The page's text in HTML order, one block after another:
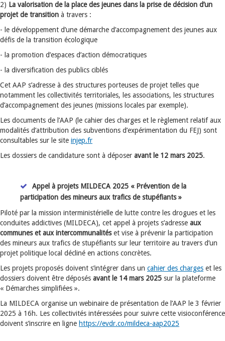
2) La valorisation de la place des jeunes dans la prise de décision d’un
projet de transition à travers :
- le développement d’une démarche d’accompagnement des jeunes aux
défis de la transition écologique
- la promotion d’espaces d’action démocratiques
- la diversification des publics ciblés
Cet AAP s’adresse à des structures porteuses de projet telles que
notamment les collectivités territoriales, les associations, les structures
d’accompagnement des jeunes (missions locales par exemple).
Les documents de l’AAP (le cahier des charges et le règlement relatif aux
modalités d’attribution des subventions d’expérimentation du FEJ) sont
consultables sur le site injep.fr
Les dossiers de candidature sont à déposer avant le 12 mars 2025.
Appel à projets MILDECA 2025 « Prévention de la
participation des mineurs aux trafics de stupéfiants »
Piloté par la mission interministérielle de lutte contre les drogues et les
conduites addictives (MILDECA), cet appel à projets s’adresse aux
communes et aux intercommunalitéset vise à prévenir la participation
des mineurs aux trafics de stupéfiants sur leur territoire au travers d’un
projet politique local décliné en actions concrètes.
Les projets proposés doivent s’intégrer dans un cahier des charges et les
dossiers doivent être déposés avant le 14 mars 2025 sur la plateforme
« Démarches simplifiées ».
La MILDECA organise un webinaire de présentation de l’AAP le 3 février
2025 à 16h. Les collectivités intéressées pour suivre cette visioconférence
doivent s’inscrire en ligne https://evdr.co/mildeca-aap2025